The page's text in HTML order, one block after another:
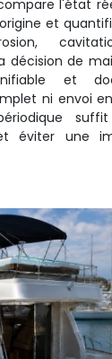
l'état
et
décision de
et
ni envoi
éviter une